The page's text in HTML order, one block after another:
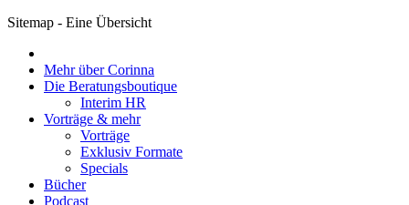
Sitemap - Eine Übersicht
Mehr über Corinna
Die Beratungsboutique
Interim HR
Vorträge & mehr
Vorträge
Exklusiv Formate
Specials
Bücher
Podcast